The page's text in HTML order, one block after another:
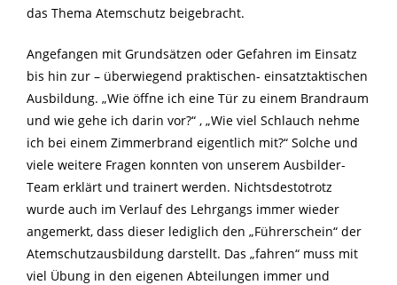
das Thema Atemschutz beigebracht.
Angefangen mit Grundsätzen oder Gefahren im Einsatz
bis hin zur – überwiegend praktischen- einsatztaktischen
Ausbildung. „Wie öffne ich eine Tür zu einem Brandraum
und wie gehe ich darin vor?“ , „Wie viel Schlauch nehme
ich bei einem Zimmerbrand eigentlich mit?“ Solche und
viele weitere Fragen konnten von unserem Ausbilder-
Team erklärt und trainert werden. Nichtsdestotrotz
wurde auch im Verlauf des Lehrgangs immer wieder
angemerkt, dass dieser lediglich den „Führerschein“ der
Atemschutzausbildung darstellt. Das „fahren“ muss mit
viel Übung in den eigenen Abteilungen immer und